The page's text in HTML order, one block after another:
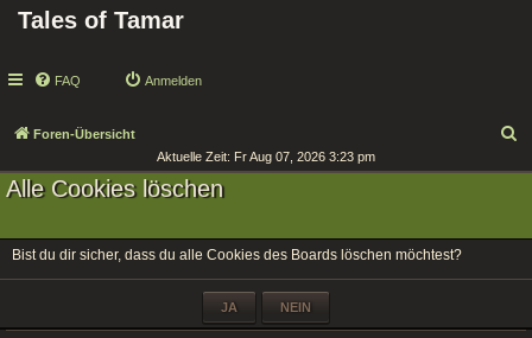
Tales of Tamar
FAQ Anmelden
Foren-Übersicht
Aktuelle Zeit: Fr Aug 07, 2026 3:23 pm
Alle Cookies löschen
Bist du dir sicher, dass du alle Cookies des Boards löschen möchtest?